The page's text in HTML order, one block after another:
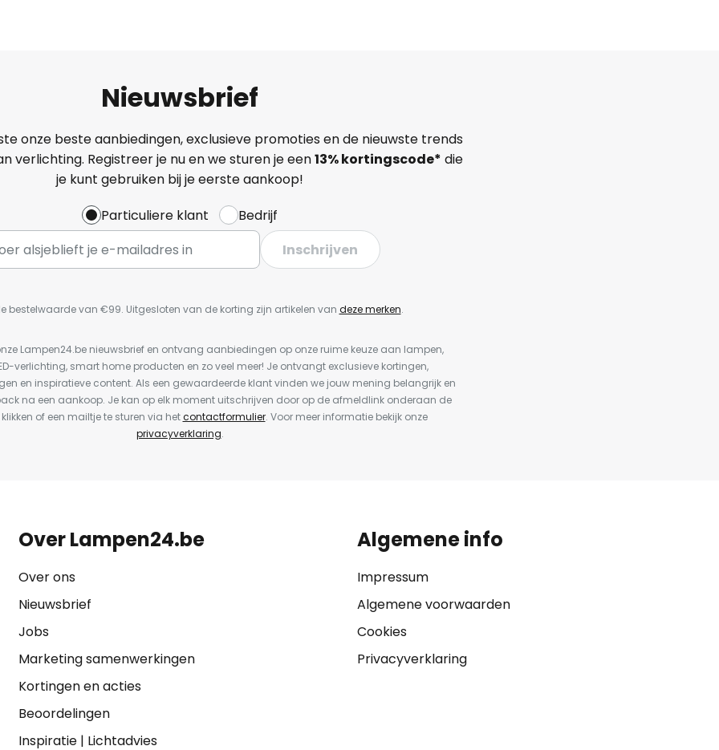
Nieuwsbrief
onze beste aanbiedingen, exclusieve promoties en de nieuwste trends
verlichting. Registreer je nu en we sturen je een13%kortingscode* die
je kunt gebruiken bij je eerste aankoop!
Particuliere klant
Bedrijf
Inschrijven
bestelwaarde van €99. Uitgesloten van de korting zijn artikelen van deze merken.
Lampen24.be nieuwsbrief en ontvang aanbiedingen op onze ruime keuze aan lampen,
verlichting, smart home producten en zo veel meer! Je ontvangt exclusieve kortingen,
en inspiratieve content. Als een gewaardeerde klant vinden we jouw mening belangrijk en
na een aankoop. Je kan op elk moment uitschrijven door op de afmeldlink onderaan de
of een mailtje te sturen via hetcontactformulier. Voor meer informatie bekijk onze
privacyverklaring.
Over Lampen24.be
Over ons
Nieuwsbrief
Jobs
Marketing samenwerkingen
Kortingen en acties
Beoordelingen
Inspiratie| Lichtadvies
Algemene info
Impressum
Algemene voorwaarden
Cookies
Privacyverklaring